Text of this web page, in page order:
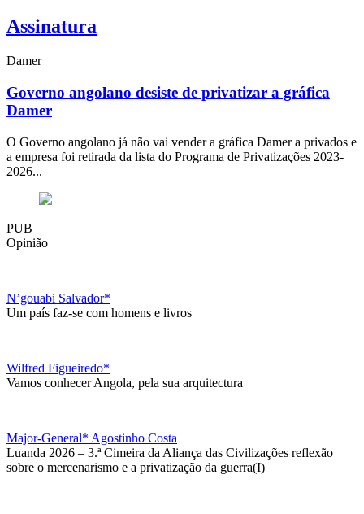
Assinatura
Damer
Governo angolano desiste de privatizar a gráfica
Damer
O Governo angolano já não vai vender a gráfica Damer a privados e
a empresa foi retirada da lista do Programa de Privatizações 2023-
2026...
PUB
Opinião
N’gouabi Salvador*
Um país faz-se com homens e livros
Wilfred Figueiredo*
Vamos conhecer Angola, pela sua arquitectura
Major-General* Agostinho Costa
Luanda 2026 – 3.ª Cimeira da Aliança das Civilizações reflexão
sobre o mercenarismo e a privatização da guerra(I)